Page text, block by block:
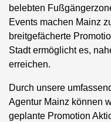
belebten
Events machen Mainz
breitgefächerte
Stadt ermöglicht es,
erreichen.
Durch unsere
Agentur Mainz können
geplante Promotion